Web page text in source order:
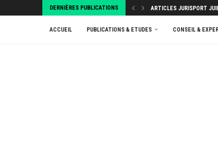
DERNIÈRES PUBLICATIONS ARTICLES JURISPORT
ACCUEIL PUBLICATIONS & ETUDES CONSEIL &